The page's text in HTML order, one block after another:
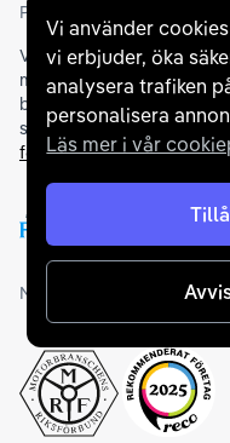
Vi använder
vi erbjuder, öka
analysera trafiken
personalisera
Läs mer i vår
Partners och betallösningar
Vi samarbetar med
möjliga
betalningsmetoder. För
samarbetar vi med
försäkringar och garantier.
Medlemskap och